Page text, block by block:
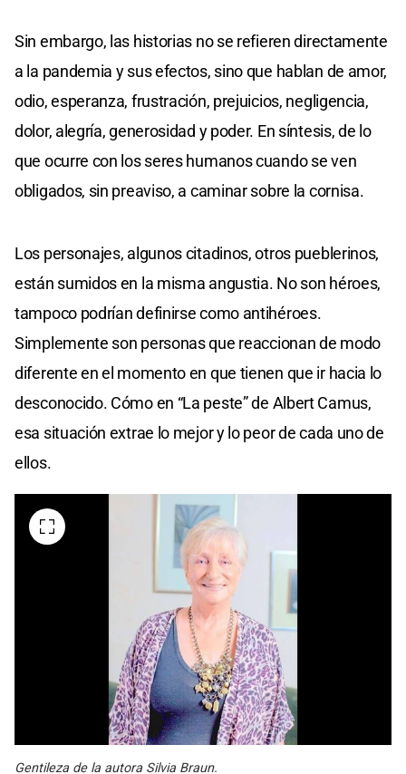
Sin embargo, las historias no se refieren directamente
a la pandemia y sus efectos, sino que hablan de amor,
odio, esperanza, frustración, prejuicios, negligencia,
dolor, alegría, generosidad y poder. En síntesis, de lo
que ocurre con los seres humanos cuando se ven
obligados, sin preaviso, a caminar sobre la cornisa.
Los personajes, algunos citadinos, otros pueblerinos,
están sumidos en la misma angustia. No son héroes,
tampoco podrían definirse como antihéroes.
Simplemente son personas que reaccionan de modo
diferente en el momento en que tienen que ir hacia lo
desconocido. Cómo en “La peste” de Albert Camus,
esa situación extrae lo mejor y lo peor de cada uno de
ellos.
Gentileza de la autora Silvia Braun.